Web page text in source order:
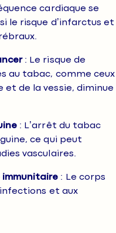
cardiaque se
le risque d’infarctus et
: Le risque de
au tabac, comme ceux
et de la vessie, diminue
: L’arrêt du tabac
ce qui peut
vasculaires.
immunitaire : Le corps
et aux